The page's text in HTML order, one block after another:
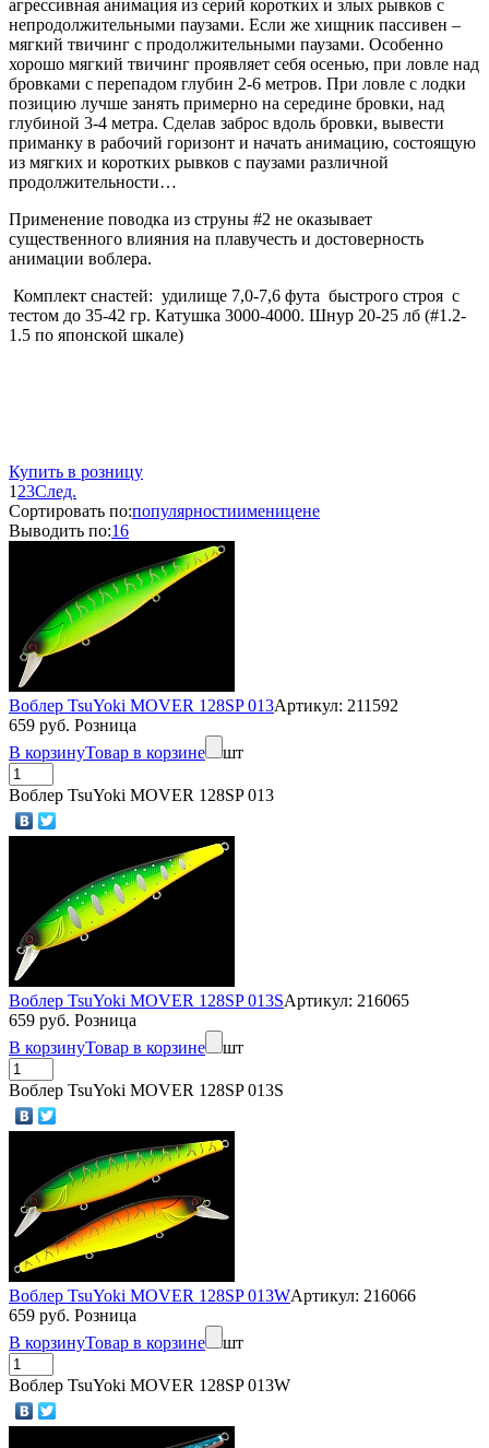
агрессивная анимация из серий коротких и злых рывков с
непродолжительными паузами. Если же хищник пассивен –
мягкий твичинг с продолжительными паузами. Особенно
хорошо мягкий твичинг проявляет себя осенью, при ловле над
бровками с перепадом глубин 2-6 метров. При ловле с лодки
позицию лучше занять примерно на середине бровки, над
глубиной 3-4 метра. Сделав заброс вдоль бровки, вывести
приманку в рабочий горизонт и начать анимацию, состоящую
из мягких и коротких рывков с паузами различной
продолжительности…
Применение поводка из струны #2 не оказывает
существенного влияния на плавучесть и достоверность
анимации воблера.
Комплект снастей: удилище 7,0-7,6 фута быстрого строя с
тестом до 35-42 гр. Катушка 3000-4000. Шнур 20-25 лб (#1.2-
1.5 по японской шкале)
Купить в розницу
1 23След.
Сортировать по:популярностиименицене
Выводить по:16
Воблер TsuYoki MOVER 128SP 013Артикул: 211592
659 руб. Розница
В корзинуТовар в корзине шт
Воблер TsuYoki MOVER 128SP 013
Воблер TsuYoki MOVER 128SP 013SАртикул: 216065
659 руб. Розница
В корзинуТовар в корзине шт
Воблер TsuYoki MOVER 128SP 013S
Воблер TsuYoki MOVER 128SP 013WАртикул: 216066
659 руб. Розница
В корзинуТовар в корзине шт
Воблер TsuYoki MOVER 128SP 013W